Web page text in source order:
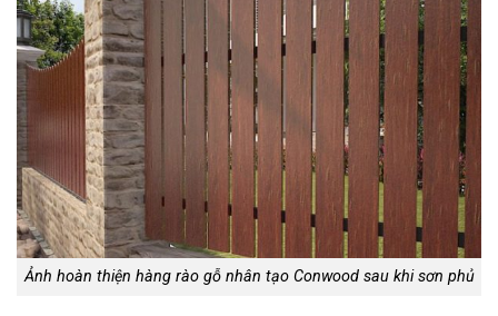
Ảnh hoàn thiện hàng rào gỗ nhân tạo Conwood sau khi sơn phủ